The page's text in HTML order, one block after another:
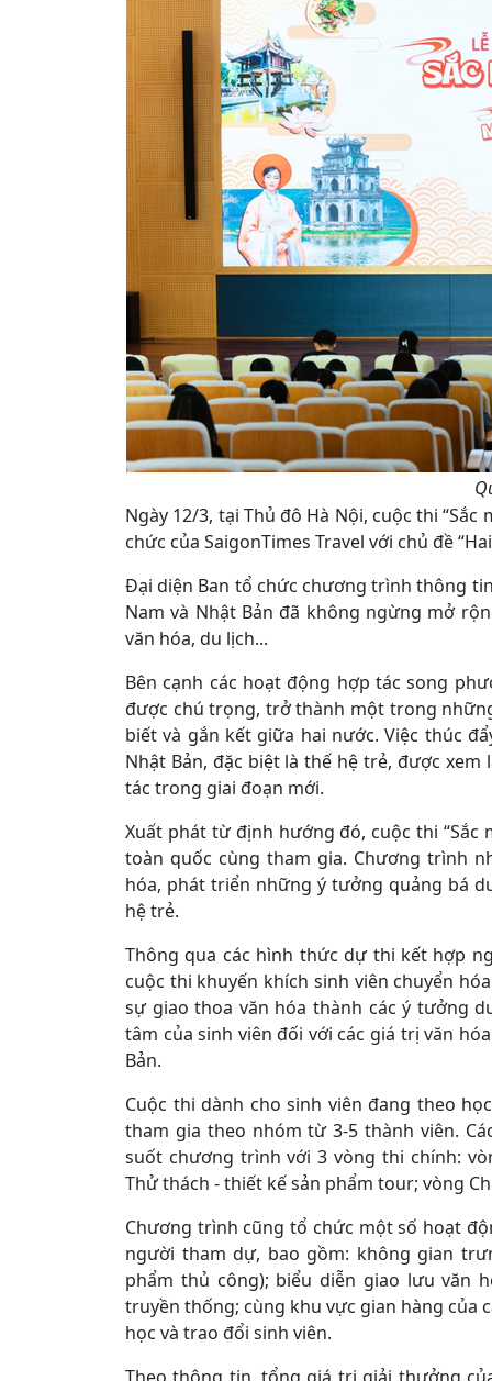
Ngày 12/3, tại Thủ đô Hà Nội, cuộc thi
chức của SaigonTimes Travel với chủ đề
Đại diện Ban tổ chức chương trình thông
Nam và Nhật Bản đã không ngừng mở
văn hóa, du lịch...
Bên cạnh các hoạt động hợp tác song
được chú trọng, trở thành một trong
biết và gắn kết giữa hai nước. Việc thúc
Nhật Bản, đặc biệt là thế hệ trẻ, được
tác trong giai đoạn mới.
Xuất phát từ định hướng đó, cuộc thi “Sắc
toàn quốc cùng tham gia. Chương trình
hóa, phát triển những ý tưởng quảng bá
hệ trẻ.
Thông qua các hình thức dự thi kết hợp
cuộc thi khuyến khích sinh viên chuyển
sự giao thoa văn hóa thành các ý tưởng
tâm của sinh viên đối với các giá trị văn
Bản.
Cuộc thi dành cho sinh viên đang theo
tham gia theo nhóm từ 3-5 thành viên.
suốt chương trình với 3 vòng thi chính:
Thử thách - thiết kế sản phẩm tour; vòng
Chương trình cũng tổ chức một số hoạt
người tham dự, bao gồm: không gian
phẩm thủ công); biểu diễn giao lưu văn
truyền thống; cùng khu vực gian hàng của
học và trao đổi sinh viên.